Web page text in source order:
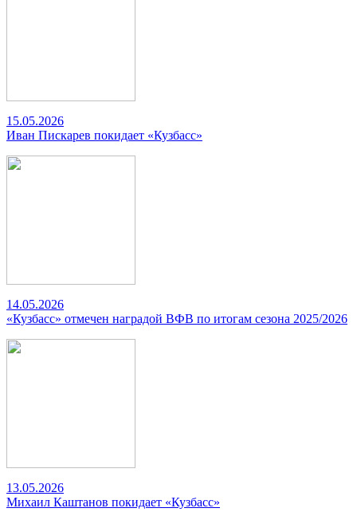
15.05.2026
Иван Пискарев покидает «Кузбасс»
14.05.2026
«Кузбасс» отмечен наградой ВФВ по итогам сезона 2025/2026
13.05.2026
Михаил Каштанов покидает «Кузбасс»